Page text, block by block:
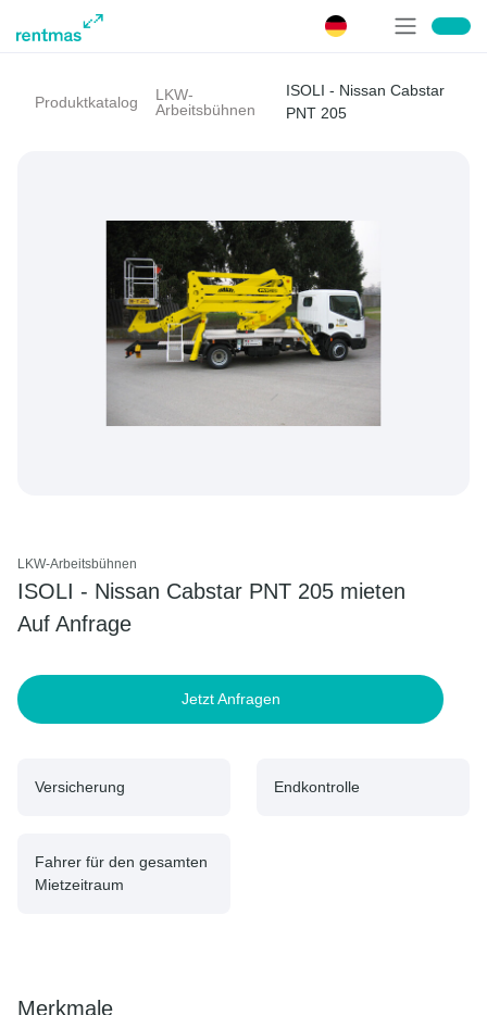
Produktkatalog
LKW-
Arbeitsbühnen
ISOLI - Nissan Cabstar
PNT 205
LKW-Arbeitsbühnen
ISOLI - Nissan Cabstar PNT 205 mieten
Auf Anfrage
Jetzt Anfragen
Versicherung Endkontrolle
Fahrer für den gesamten
Mietzeitraum
Merkmale